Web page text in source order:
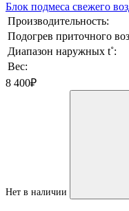
Блок подмеса свежего
Производительность:
Подогрев приточного
Диапазон наружных t˚:
Вес:
8 400₽
Нет в наличии